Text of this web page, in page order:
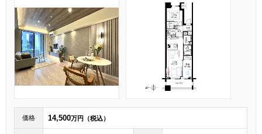
価格 14,500万円（税込）